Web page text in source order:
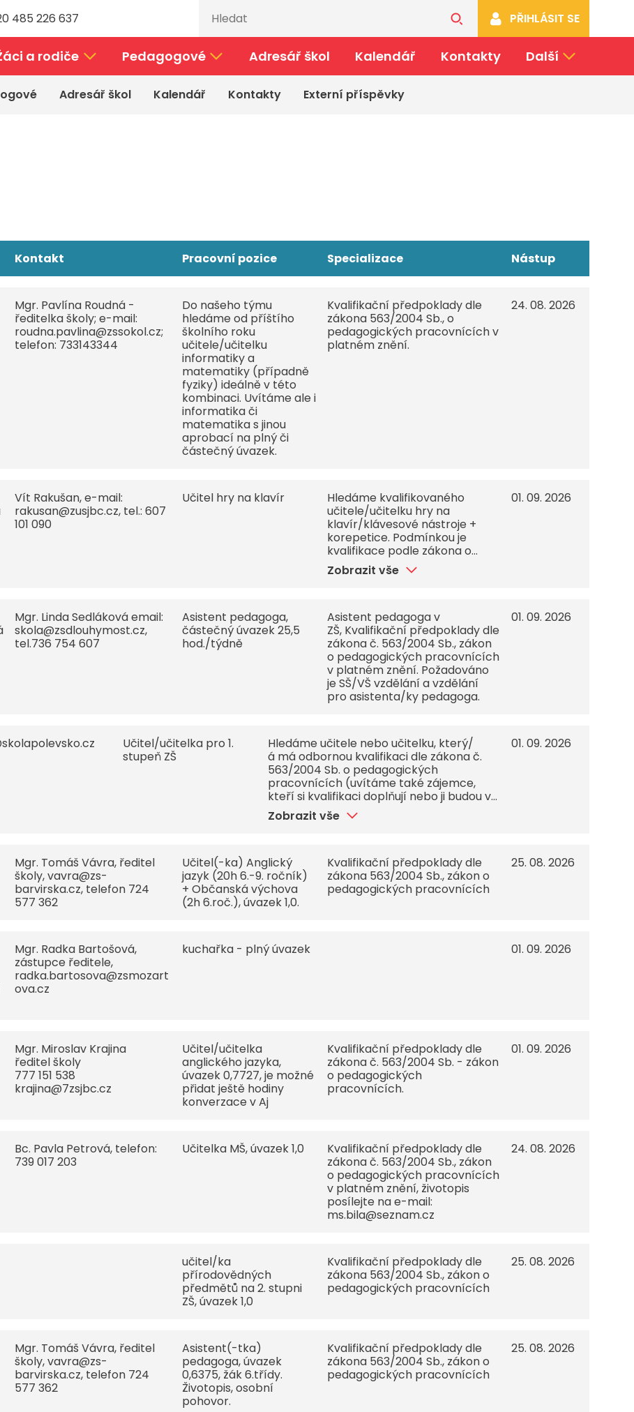
485 226 637 PŘIHLÁSIT SE
a rodiče Pedagogové Adresář škol Kalendář Kontakty Další
Adresář škol Kalendář Kontakty Externí příspěvky
Kontakt Pracovní pozice Specializace Nástup
Mgr. Pavlína Roudná -
ředitelka školy; e-mail:
roudna.pavlina@zssokol.cz;
telefon: 733143344
Do našeho týmu
hledáme od příštího
školního roku
učitele/učitelku
informatiky a
matematiky (případně
fyziky) ideálně v této
kombinaci. Uvítáme ale i
informatika či
matematika s jinou
aprobací na plný či
částečný úvazek.
Kvalifikační předpoklady dle
zákona 563/2004 Sb., o
pedagogických pracovnících v
platném znění.
24. 08. 2026
Vít Rakušan, e-mail:
rakusan@zusjbc.cz, tel.: 607
101 090
Učitel hry na klavír
Hledáme kvalifikovaného
učitele/učitelku hry na
klavír/klávesové nástroje +
korepetice. Podmínkou je
kvalifikace podle zákona o
pedagogických pracovnících.
Nabízíme perspektivní
Skvělý kolektiv,
zaměstnanecké benefity,
vlastní prostorná učebna,
podpora osobnostního růstu,
možnost uplatnění vlastní
kreativity - otevřené pole
působnosti.
Zobrazit vše
01. 09. 2026
Mgr. Linda Sedláková email:
skola@zsdlouhymost.cz,
tel.736 754 607
Asistent pedagoga,
částečný úvazek 25,5
hod./týdně
Asistent pedagoga v
ZŠ, Kvalifikační předpoklady dle
zákona č. 563/2004 Sb., zákon
o pedagogických pracovnících
v platném znění. Požadováno
je SŠ/VŠ vzdělání a vzdělání
pro asistenta/ky pedagoga.
01. 09. 2026
Učitel/učitelka pro 1.
stupeň ZŠ
Hledáme učitele nebo učitelku, který/
á má odbornou kvalifikaci dle zákona č.
563/2004 Sb. o pedagogických
pracovnících (uvítáme také zájemce,
kteří si kvalifikaci doplňují nebo ji budou v
blízké době dokončovat),
Více
Zobrazit vše
01. 09. 2026
Mgr. Tomáš Vávra, ředitel
školy, vavra@zs-
barvirska.cz, telefon 724
577 362
Učitel(-ka) Anglický
jazyk (20h 6.-9. ročník)
+ Občanská výchova
(2h 6.roč.), úvazek 1,0.
Kvalifikační předpoklady dle
zákona 563/2004 Sb., zákon o
pedagogických pracovnících
25. 08. 2026
Mgr. Radka Bartošová,
zástupce ředitele,
radka.bartosova@zsmozart
ova.cz
kuchařka - plný úvazek 01. 09. 2026
Mgr. Miroslav Krajina
ředitel školy
777 151 538
krajina@7zsjbc.cz
Učitel/učitelka
anglického jazyka,
úvazek 0,7727, je možné
přidat ještě hodiny
konverzace v Aj
Kvalifikační předpoklady dle
zákona č. 563/2004 Sb. - zákon
o pedagogických
pracovnících.
01. 09. 2026
Bc. Pavla Petrová, telefon:
739 017 203
Učitelka MŠ, úvazek 1,0
Kvalifikační předpoklady dle
zákona č. 563/2004 Sb., zákon
o pedagogických pracovnících
v platném znění, životopis
posílejte na e-mail:
ms.bila@seznam.cz
24. 08. 2026
učitel/ka
přírodovědných
předmětů na 2. stupni
ZŠ, úvazek 1,0
Kvalifikační předpoklady dle
zákona 563/2004 Sb., zákon o
pedagogických pracovnících
25. 08. 2026
Mgr. Tomáš Vávra, ředitel
školy, vavra@zs-
barvirska.cz, telefon 724
577 362
Asistent(-tka)
pedagoga, úvazek
0,6375, žák 6.třídy.
Životopis, osobní
pohovor.
Kvalifikační předpoklady dle
zákona 563/2004 Sb., zákon o
pedagogických pracovnících
25. 08. 2026